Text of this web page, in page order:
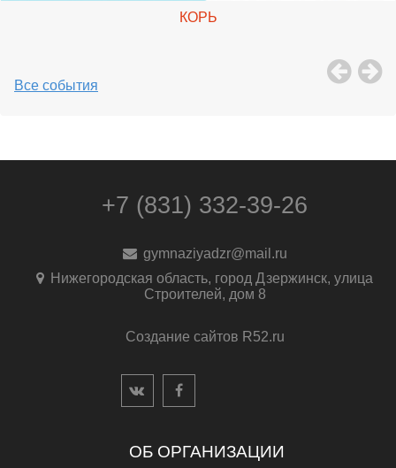
КОРЬ
Все события
+7 (831) 332-39-26
gymnaziyadzr@mail.ru
Нижегородская область, город Дзержинск, улица
Строителей, дом 8
Создание сайтов R52.ru
ОБ ОРГАНИЗАЦИИ